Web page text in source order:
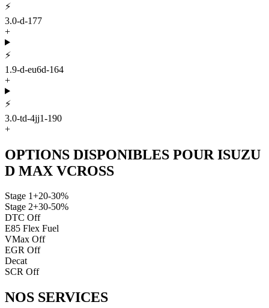
⚡
3.0-d-177
+
⚡
1.9-d-eu6d-164
+
⚡
3.0-td-4jj1-190
+
OPTIONS DISPONIBLES POUR ISUZU
D MAX VCROSS
Stage 1+20-30%
Stage 2+30-50%
DTC Off
E85 Flex Fuel
VMax Off
EGR Off
Decat
SCR Off
NOS SERVICES